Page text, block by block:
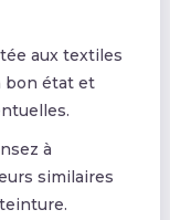
aux textiles
bon état et
à
similaires